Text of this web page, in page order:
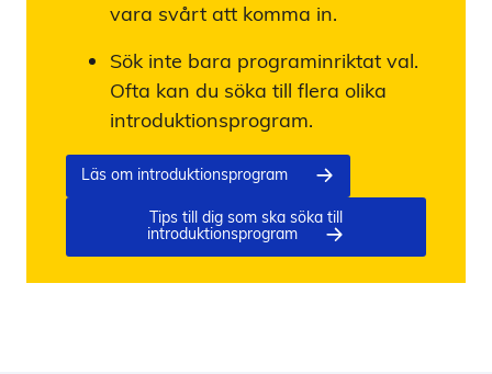
vara svårt att komma in.
Sök inte bara programinriktat val.
Ofta kan du söka till flera olika
introduktionsprogram.
Läs om introduktionsprogram
Tips till dig som ska söka till
introduktionsprogram